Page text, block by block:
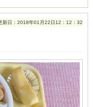
新日：2018年01月22日12：12：32